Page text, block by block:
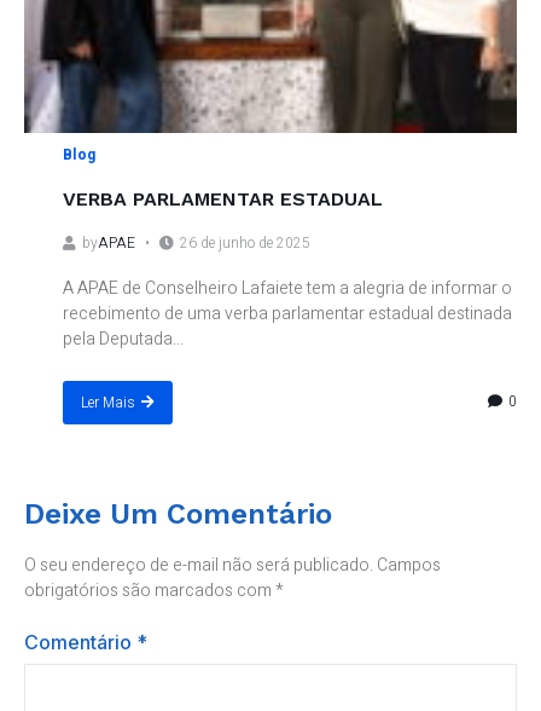
Blog
VERBA PARLAMENTAR ESTADUAL
byAPAE 26 de junho de 2025
A APAE de Conselheiro Lafaiete tem a alegria de informar o
recebimento de uma verba parlamentar estadual destinada
pela Deputada...
Ler Mais 0
Deixe Um Comentário
O seu endereço de e-mail não será publicado. Campos
obrigatórios são marcados com*
Comentário *